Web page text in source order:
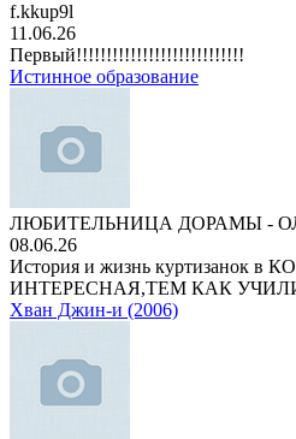
f.kkup9l
11.06.26
Первый!!!!!!!!!!!!!!!!!!!!!!!!!!!!
Истинное образование
ЛЮБИТЕЛЬНИЦА ДОРАМЫ -
08.06.26
История и жизнь куртизанок в
ИНТЕРЕСНАЯ,ТЕМ КАК
Хван Джин-и (2006)